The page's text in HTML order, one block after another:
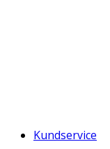
Kundservice